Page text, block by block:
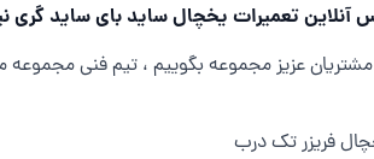
آنلاین تعمیرات یخچال ساید بای ساید گری
مشتریان عزیز مجموعه بگوییم ، تیم فنی
فریزر تک درب